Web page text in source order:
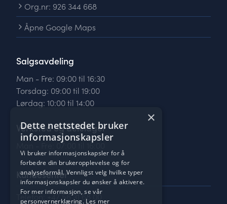
Org.nr: 926 344 668
Åpne Google Maps
Salgsavdeling
Man - Fre: 09:00 til 16:30
Torsdag: 09:00 til 19:00
Lørdag: 10:00 til 14:00
Verksted og delelager
Man - Fre: 07:00 til 16:00
Kundesenter
Telefon: +47 56 31 68 00
×
Dette nettstedet bruker
informasjonskapsler
Vi bruker informasjonskapsler for å
forbedre din brukeropplevelse og for
analyseformål. Vennligst velg hvilke typer
informasjonskapsler du ønsker å aktivere.
For mer informasjon, se vår
personvernerklæring. Les mer